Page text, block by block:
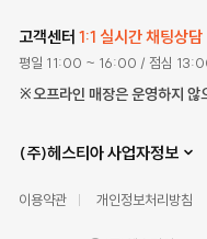
고객센터 1:1 실시간 채팅상담
평일 11:00 ~ 16:00 / 점심
※오프라인 매장은 운영하지
(주)헤스티아 사업자정보
이용약관 개인정보처리방침